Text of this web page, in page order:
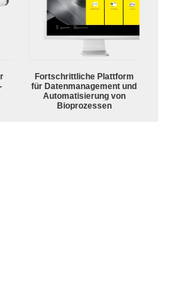
Fortschrittliche Plattform
für Datenmanagement und
Automatisierung von
Bioprozessen